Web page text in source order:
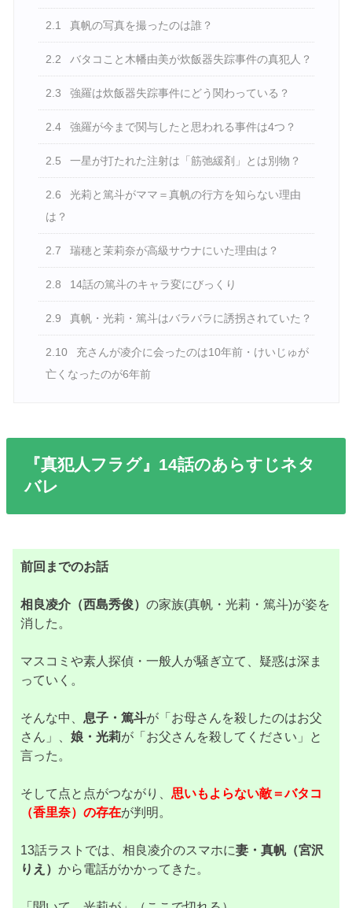
2.1 真帆の写真を撮ったのは誰？
2.2 バタコこと木幡由美が炊飯器失踪事件の真犯人？
2.3 強羅は炊飯器失踪事件にどう関わっている？
2.4 強羅が今まで関与したと思われる事件は4つ？
2.5 一星が打たれた注射は「筋弛緩剤」とは別物？
2.6
光莉と篤斗がママ＝真帆の行方を知らない理由
は？
2.7 瑞穂と茉莉奈が高級サウナにいた理由は？
2.8 14話の篤斗のキャラ変にびっくり
2.9 真帆・光莉・篤斗はバラバラに誘拐されていた？
2.10
充さんが凌介に会ったのは10年前・けいじゅが
亡くなったのが6年前
『真犯人フラグ』14話のあらすじネタ
バレ
前回までのお話
相良凌介（西島秀俊）の家族(真帆・光莉・篤斗)が姿を
消した。
マスコミや素人探偵・一般人が騒ぎ立て、疑惑は深ま
っていく。
そんな中、 息子・篤斗が「お母さんを殺したのはお父
さん」、娘・光莉が「お父さんを殺してください」と
言った。
そして点と点がつながり、思いもよらない敵＝バタコ
（香里奈）の存在が判明。
13話ラストでは、相良凌介のスマホに妻・真帆（宮沢
りえ）から電話がかかってきた。